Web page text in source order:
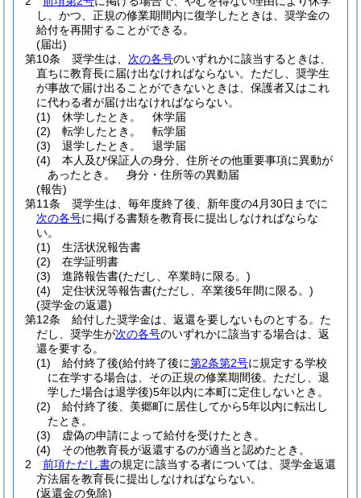
し、かつ、正規の修業期間内に復学したときは、奨学金の
給付を再開することができる。
(届出)
第10条
奨学生は、 次の各号のいずれかに該当するときは、
直ちに教育長に届け出なければならない。 ただし、奨学生
が事故で届け出ることができないときは、保護者又はこれ
に代わる者が届け出なければならない。
(1)
休学したとき。 休学届
(2)
転学したとき。 転学届
(3)
退学したとき。 退学届
(4)
本人及び保証人の身分、住所その他重要事項に異動が
あったとき。 身分・住所等の異動届
(報告)
第11条
奨学生は、毎年度終了後、新年度の4月30日までに
次の各号に掲げる書類を教育長に提出しなければならな
い。
(1)
生活状況報告書
(2)
在学証明書
(3)
進路報告書(ただし、卒業時に限る。)
(4)
定住状況等報告書(ただし、卒業後5年間に限る。)
(奨学金の返還)
第12条
給付した奨学金は、返還を要しないものとする。 た
だし、奨学生が次の各号のいずれかに該当する場合は、返
還を要する。
(1)
給付終了後(給付終了後に第2条第2号に規定する学校
に在学する場合は、その正規の修業期間後。ただし、退
学した場合は退学後)5年以内に本町に定住しないとき。
(2)
給付終了後、美郷町に居住してから5年以内に転出し
たとき。
(3)
虚偽の申請によって給付を受けたとき。
(4)
その他教育長が返還するのが適当と認めたとき。
2
前項ただし書の規定に該当する者については、奨学金返還
方法届を教育長に提出しなければならない。
(返還金の免除)